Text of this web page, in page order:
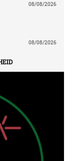
08/08/2026
08/08/2026